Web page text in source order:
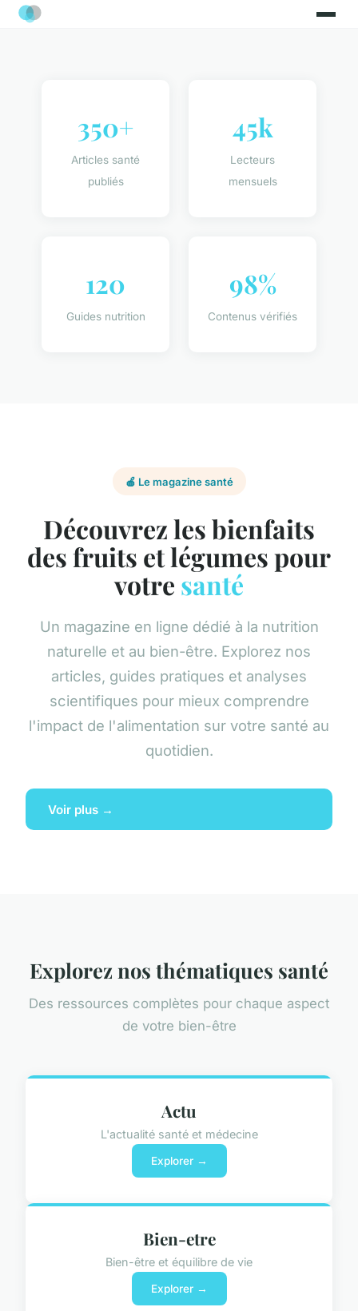
350+
Articles santé
publiés
45k
Lecteurs
mensuels
120
Guides nutrition
98%
Contenus vérifiés
🍎 Le magazine santé
Découvrez les bienfaits
des fruits et légumes pour
votre santé
Un magazine en ligne dédié à la nutrition
naturelle et au bien-être. Explorez nos
articles, guides pratiques et analyses
scientifiques pour mieux comprendre
l'impact de l'alimentation sur votre santé au
quotidien.
Voir plus →
Explorez nos thématiques santé
Des ressources complètes pour chaque aspect
de votre bien-être
Actu
L'actualité santé et médecine
Explorer →
Bien-etre
Bien-être et équilibre de vie
Explorer →